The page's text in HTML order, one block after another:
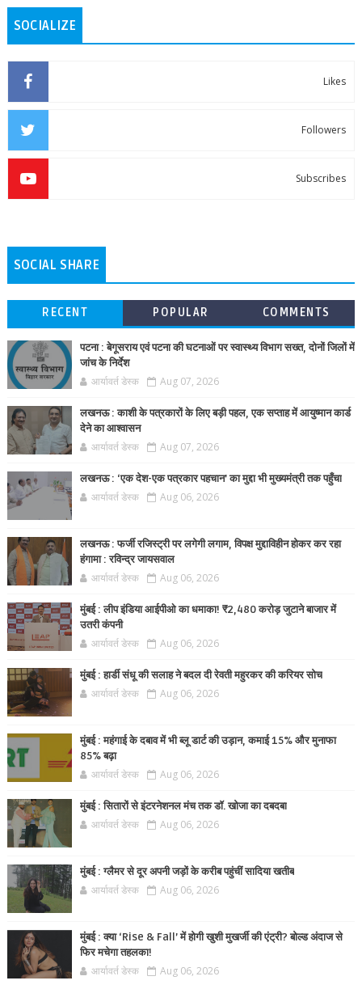
SOCIALIZE
Likes
Followers
Subscribes
SOCIAL SHARE
RECENT POPULAR COMMENTS
पटना : बेगूसराय एवं पटना की घटनाओं पर स्वास्थ्य विभाग सख्त, दोनों जिलों में
जांच के निर्देश
आर्यावर्त डेस्क Aug 07, 2026
लखनऊ : काशी के पत्रकारों के लिए बड़ी पहल, एक सप्ताह में आयुष्मान कार्ड
देने का आश्वासन
आर्यावर्त डेस्क Aug 07, 2026
लखनऊ : ‘एक देश-एक पत्रकार पहचान’ का मुद्दा भी मुख्यमंत्री तक पहुँचा
आर्यावर्त डेस्क Aug 06, 2026
लखनऊ : फर्जी रजिस्ट्री पर लगेगी लगाम, विपक्ष मुद्दाविहीन होकर कर रहा
हंगामा : रविन्द्र जायसवाल
आर्यावर्त डेस्क Aug 06, 2026
मुंबई : लीप इंडिया आईपीओ का धमाका! ₹2,480 करोड़ जुटाने बाजार में
उतरी कंपनी
आर्यावर्त डेस्क Aug 06, 2026
मुंबई : हार्डी संधू की सलाह ने बदल दी रेवती महुरकर की करियर सोच
आर्यावर्त डेस्क Aug 06, 2026
मुंबई : महंगाई के दबाव में भी ब्लू डार्ट की उड़ान, कमाई 15% और मुनाफा
85% बढ़ा
आर्यावर्त डेस्क Aug 06, 2026
मुंबई : सितारों से इंटरनेशनल मंच तक डॉ. खोजा का दबदबा
आर्यावर्त डेस्क Aug 06, 2026
मुंबई : ग्लैमर से दूर अपनी जड़ों के करीब पहुंचीं सादिया खतीब
आर्यावर्त डेस्क Aug 06, 2026
मुंबई : क्या ‘Rise & Fall’ में होगी खुशी मुखर्जी की एंट्री? बोल्ड अंदाज से
फिर मचेगा तहलका!
आर्यावर्त डेस्क Aug 06, 2026